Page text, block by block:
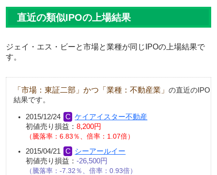
直近の類似IPOの上場結果
ジェイ・エス・ビーと市場と業種が同じIPOの上場結果で
す。
「市場：東証二部」かつ「業種：不動産業」 の直近のIPO
結果です。
2015/12/24
ケイアイスター不動産
初値売り損益： 8,200円
騰落率：6.83％、倍率：1.07倍
2015/04/21
シーアールイー
初値売り損益： -26,500円
騰落率：-7.32％、倍率：0.93倍